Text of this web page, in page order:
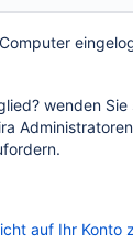
wenden Sie
auf Ihr Konto